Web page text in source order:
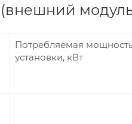
(внешний
Потребляемая
установки, кВт